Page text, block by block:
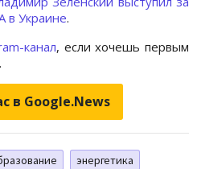
в Украине.
канал, если хочешь первым
в Google.News
энергетика